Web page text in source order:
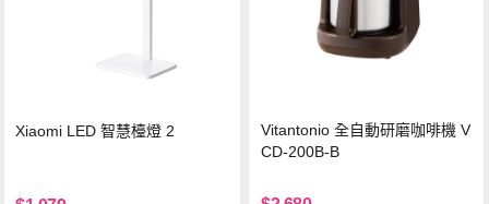
Xiaomi LED 智慧檯燈 2
Vitantonio 全自動研磨咖啡機 V
CD-200B-B